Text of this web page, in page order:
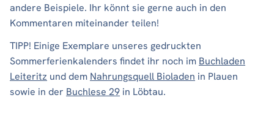
andere Beispiele. Ihr könnt sie gerne auch in den
Kommentaren miteinander teilen!
TIPP! Einige Exemplare unseres gedruckten
Sommerferienkalenders findet ihr noch im Buchladen
Leiteritz und dem Nahrungsquell Bioladen in Plauen
sowie in der Buchlese 29 in Löbtau.